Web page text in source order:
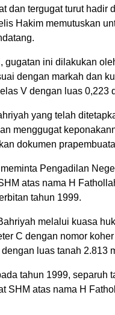
dan tergugat turut hadir
Hakim memutuskan
gugatan ini dilakukan
dengan markah dan
V dengan luas 0,223
yang telah
menggugat
dokumen
Pengadilan
atas nama H
tahun 1999.
melalui kuasa
C dengan nomor
luas tanah 2.813
tahun 1999, separuh
SHM atas nama H